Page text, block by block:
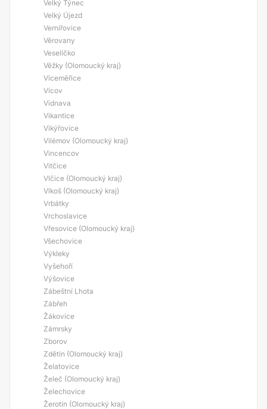
Velký Týnec
Velký Újezd
Vernířovice
Věrovany
Veselíčko
Věžky (Olomoucký kraj)
Víceměřice
Vícov
Vidnava
Vikantice
Vikýřovice
Vilémov (Olomoucký kraj)
Vincencov
Vitčice
Vlčice (Olomoucký kraj)
Vlkoš (Olomoucký kraj)
Vrbátky
Vrchoslavice
Vřesovice (Olomoucký kraj)
Všechovice
Výkleky
Vyšehoří
Výšovice
Zábeštní Lhota
Zábřeh
Žákovice
Zámrsky
Zborov
Zdětín (Olomoucký kraj)
Želatovice
Želeč (Olomoucký kraj)
Želechovice
Žerotín (Olomoucký kraj)